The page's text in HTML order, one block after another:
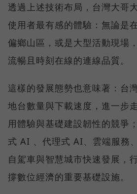
透過上述技術布局，台灣大哥
使用者最有感的體驗：無論是
偏鄉山區，或是大型活動現場
流暢且時刻在線的連線品質。
這樣的發展態勢也意味著：台
地台數量與下載速度，進一步
用體驗與基礎建設韌性的競爭
式 AI 、代理式 AI、雲端服務
自駕車與智慧城市快速發展，
撐數位經濟的重要基礎設施。